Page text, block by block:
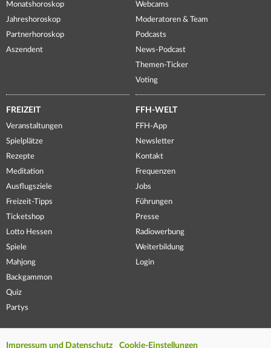
Monatshoroskop
Jahreshoroskop
Partnerhoroskop
Aszendent
Webcams
Moderatoren & Team
Podcasts
News-Podcast
Themen-Ticker
Voting
FREIZEIT
Veranstaltungen
Spielplätze
Rezepte
Meditation
Ausflugsziele
Freizeit-Tipps
Ticketshop
Lotto Hessen
Spiele
Mahjong
Backgammon
Quiz
Partys
FFH-WELT
FFH-App
Newsletter
Kontakt
Frequenzen
Jobs
Führungen
Presse
Radiowerbung
Weiterbildung
Login
Impressum und Datenschutz Cookie-Einstellungen